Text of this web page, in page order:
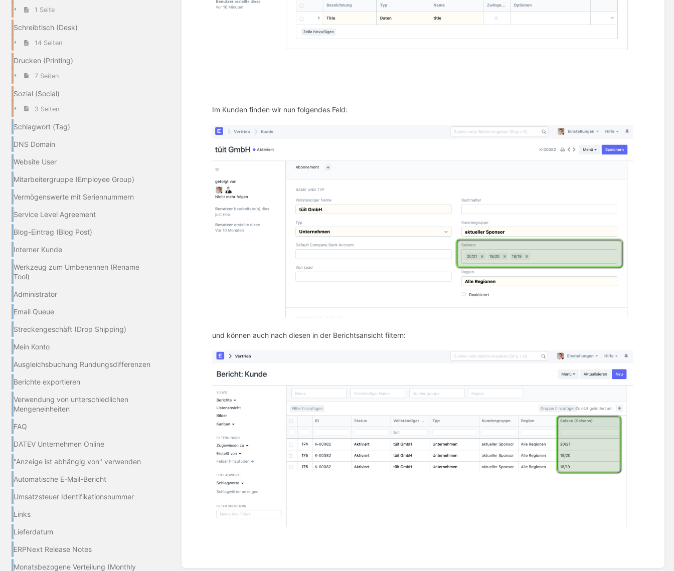
1 Seite
Schreibtisch (Desk)
14 Seiten
Drucken (Printing)
7 Seiten
Sozial (Social)
3 Seiten
Schlagwort (Tag)
DNS Domain
Website User
Mitarbeitergruppe (Employee Group)
Vermögenswerte mit Seriennummern
Service Level Agreement
Blog-Eintrag (Blog Post)
Interner Kunde
Werkzeug zum Umbenennen (Rename
Tool)
Administrator
Email Queue
Streckengeschäft (Drop Shipping)
Mein Konto
Ausgleichsbuchung Rundungsdifferenzen
Berichte exportieren
Verwendung von unterschiedlichen
Mengeneinheiten
FAQ
DATEV Unternehmen Online
"Anzeige ist abhängig von" verwenden
Automatische E-Mail-Bericht
Umsatzsteuer Identifikationsnummer
Links
Lieferdatum
ERPNext Release Notes
Monatsbezogene Verteilung (Monthly
Im Kunden finden wir nun folgendes Feld:
und können auch nach diesen in der Berichtsansicht filtern: